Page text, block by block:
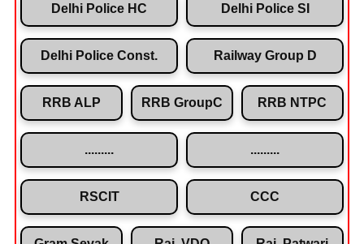
Delhi Police HC Delhi Police SI
Delhi Police Const. Railway Group D
RRB ALP RRB GroupC RRB NTPC
RSCIT CCC